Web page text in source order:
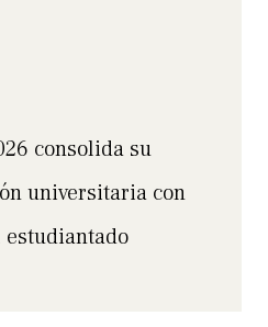
consolida su
universitaria con